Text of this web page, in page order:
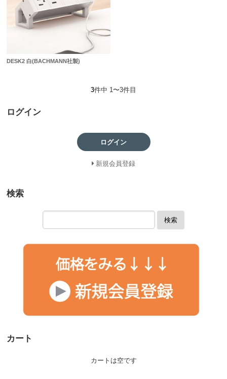
DESK2 白(BACHMANN社製)
3件中 1〜3件目
ログイン
ログイン
新規会員登録
検索
検索
カート
カートは空です